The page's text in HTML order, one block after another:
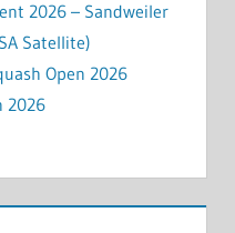
2026 – Sandweiler
Satellite)
Open 2026
2026